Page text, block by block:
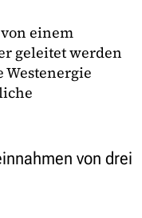
einem
geleitet werden
Westenergie
von drei